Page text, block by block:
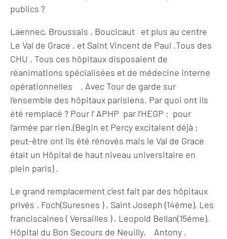
publics ?
Laennec, Broussais , Boucicaut et plus au centre
Le Val de Grace , et Saint Vincent de Paul .Tous des
CHU . Tous ces hôpitaux disposaient de
réanimations spécialisées et de médecine interne
opérationnelles . Avec Tour de garde sur
l’ensemble des hôpitaux parisiens. Par quoi ont ils
été remplacé ? Pour l’ APHP par l’HEGP ; pour
l’armée par rien.(Begin et Percy excitaient déjà ;
peut-être ont ils été rénovés mais le Val de Grace
était un Hôpital de haut niveau universitaire en
plein paris) .
Le grand remplacement c’est fait par des hôpitaux
privés . Foch(Suresnes ) , Saint Joseph (14éme), Les
franciscaines ( Versailles ) , Leopold Bellan(15éme),
Hôpital du Bon Secours de Neuilly, Antony ,